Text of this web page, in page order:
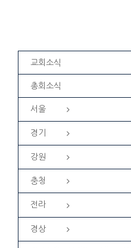
교회소식
총회소식
서울
경기
강원
충청
전라
경상